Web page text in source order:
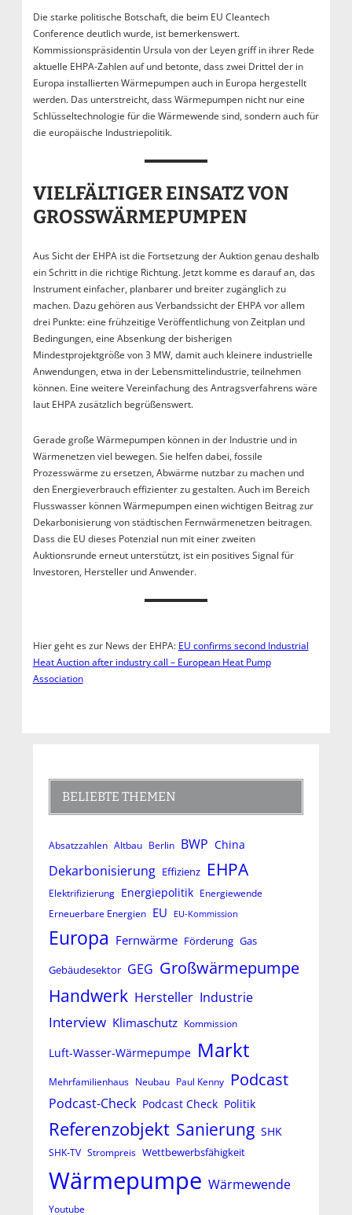
Die starke politische Botschaft, die beim EU Cleantech
Conference deutlich wurde, ist bemerkenswert.
Kommissionspräsidentin Ursula von der Leyen griff in ihrer Rede
aktuelle EHPA-Zahlen auf und betonte, dass zwei Drittel der in
Europa installierten Wärmepumpen auch in Europa hergestellt
werden. Das unterstreicht, dass Wärmepumpen nicht nur eine
Schlüsseltechnologie für die Wärmewende sind, sondern auch für
die europäische Industriepolitik.
VIELFÄLTIGER EINSATZ VON
GROSSWÄRMEPUMPEN
Aus Sicht der EHPA ist die Fortsetzung der Auktion genau deshalb
ein Schritt in die richtige Richtung. Jetzt komme es darauf an, das
Instrument einfacher, planbarer und breiter zugänglich zu
machen. Dazu gehören aus Verbandssicht der EHPA vor allem
drei Punkte: eine frühzeitige Veröffentlichung von Zeitplan und
Bedingungen, eine Absenkung der bisherigen
Mindestprojektgröße von 3 MW, damit auch kleinere industrielle
Anwendungen, etwa in der Lebensmittelindustrie, teilnehmen
können. Eine weitere Vereinfachung des Antragsverfahrens wäre
laut EHPA zusätzlich begrüßenswert.
Gerade große Wärmepumpen können in der Industrie und in
Wärmenetzen viel bewegen. Sie helfen dabei, fossile
Prozesswärme zu ersetzen, Abwärme nutzbar zu machen und
den Energieverbrauch effizienter zu gestalten. Auch im Bereich
Flusswasser können Wärmepumpen einen wichtigen Beitrag zur
Dekarbonisierung von städtischen Fernwärmenetzen beitragen.
Dass die EU dieses Potenzial nun mit einer zweiten
Auktionsrunde erneut unterstützt, ist ein positives Signal für
Investoren, Hersteller und Anwender.
Hier geht es zur News der EHPA: EU confirms second Industrial
Heat Auction after industry call – European Heat Pump
Association
BELIEBTE THEMEN
Absatzzahlen Altbau Berlin BWP China
Dekarbonisierung Effizienz EHPA
Elektrifizierung Energiepolitik Energiewende
Erneuerbare Energien EU EU-Kommission
Europa Fernwärme Förderung Gas
Gebäudesektor GEG Großwärmepumpe
Handwerk Hersteller Industrie
Interview Klimaschutz Kommission
Luft-Wasser-Wärmepumpe Markt
Mehrfamilienhaus Neubau Paul Kenny Podcast
Podcast-Check Podcast Check Politik
Referenzobjekt Sanierung SHK
SHK-TV Strompreis Wettbewerbsfähigkeit
Wärmepumpe Wärmewende
Youtube